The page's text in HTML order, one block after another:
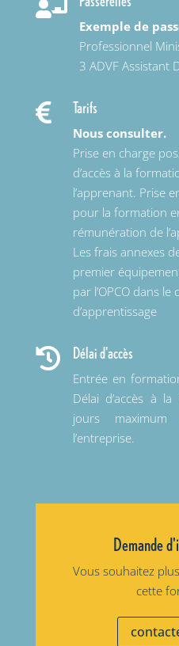

Exemple de
Professionnel
3 ADVF Assistant
 Tarifs
Nous consulter.
Prise en charge
d’accès à la
l’apprenant. Prise
pour la formation
rémunération de
Les frais annexes
premier
par l’OPCO dans
d’apprentissage
 Délai d'accès
Entrée en
Délai d’accès à
jours
l’entreprise.
Demande
Vous souhaitez
cette